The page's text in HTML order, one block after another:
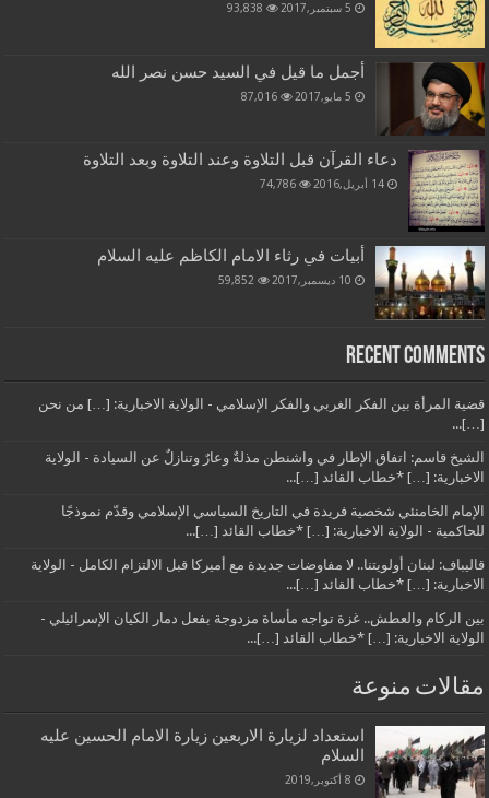
5 سبتمبر,2017 93,838
أجمل ما قيل في السيد حسن نصر الله
5 مايو,2017 87,016
دعاء القرآن قبل التلاوة وعند التلاوة وبعد التلاوة
14 أبريل,2016 74,786
أبيات في رثاء الامام الكاظم عليه السلام
10 ديسمبر,2017 59,852
Recent Comments
قضية المرأة بين الفكر الغربي والفكر الإسلامي - الولاية الاخبارية: […] من نحن
[…]...
الشيخ قاسم: اتفاق الإطار في واشنطن مذلةٌ وعارٌ وتنازلٌ عن السيادة - الولاية
الاخبارية: […] *خطاب القائد […]...
الإمام الخامنئي شخصية فريدة في التاريخ السياسي الإسلامي وقدّم نموذجًا
للحاكمية - الولاية الاخبارية: […] *خطاب القائد […]...
قاليباف: لبنان أولويتنا.. لا مفاوضات جديدة مع أميركا قبل الالتزام الكامل - الولاية
الاخبارية: […] *خطاب القائد […]...
بين الركام والعطش.. غزة تواجه مأساة مزدوجة بفعل دمار الكيان الإسرائيلي -
الولاية الاخبارية: […] *خطاب القائد […]...
مقالات منوعة
استعداد لزيارة الاربعين زيارة الامام الحسين عليه
السلام
8 أكتوبر,2019